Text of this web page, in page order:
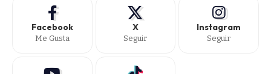
Facebook
Me Gusta
X
Seguir
Instagram
Seguir